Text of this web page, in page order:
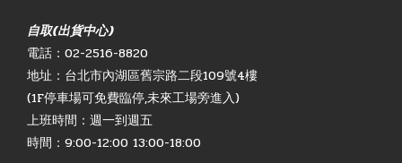
自取(出貨中心)
電話：02-2516-8820
地址：台北市內湖區舊宗路二段109號4樓
(1F停車場可免費臨停,未來工場旁進入)
上班時間：週一到週五
時間：9:00-12:00 13:00-18:00